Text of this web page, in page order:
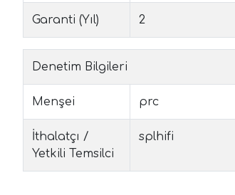
Garanti (Yıl) 2
Denetim Bilgileri
Menşei prc
İthalatçı /
Yetkili Temsilci
splhifi